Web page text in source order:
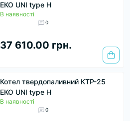
ЕКО UNI type H
В наявності
0
37 610.00 грн.
Котел твердопаливний КТР-25
ЕКО UNI type H
В наявності
0